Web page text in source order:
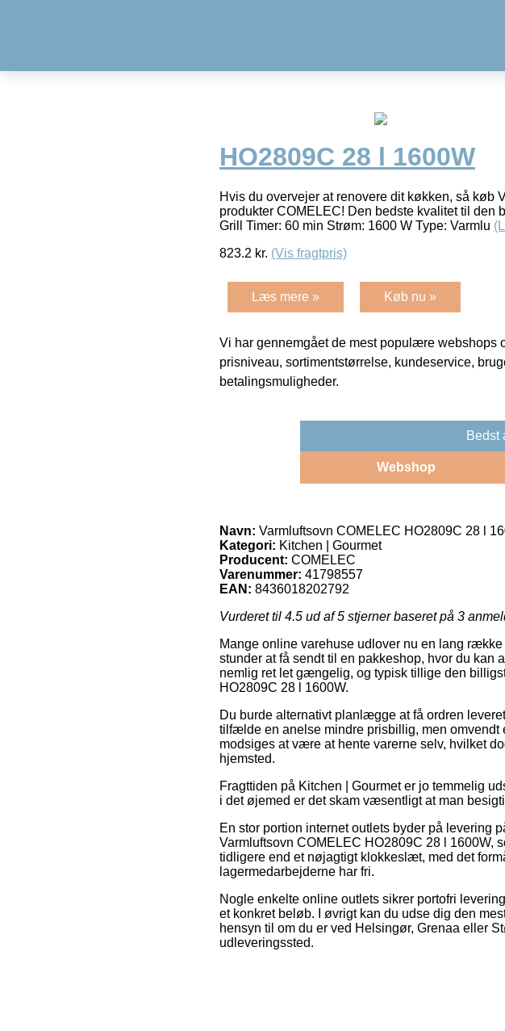
HO2809C 28 l 1600W
Hvis du overvejer at renovere dit køkken, så køb
produkter COMELEC! Den bedste kvalitet til
Grill Timer: 60 min Strøm: 1600 W Type: Varmlu
823.2 kr. (Vis fragtpris)
Læs mere » Køb nu »
Vi har gennemgået de mest populære webshops
prisniveau, sortimentstørrelse, kundeservice,
betalingsmuligheder.
Bedst
Webshop
Navn: Varmluftsovn COMELEC HO2809C 28 l
Kategori: Kitchen | Gourmet
Producent: COMELEC
Varenummer: 41798557
EAN: 8436018202792
Vurderet til 4.5 ud af 5 stjerner baseret på 3
Mange online varehuse udlover nu en lang
stunder at få sendt til en pakkeshop, hvor du kan
nemlig ret let gængelig, og typisk tillige den
HO2809C 28 l 1600W.
Du burde alternativt planlægge at få ordren
tilfælde en anelse mindre prisbillig, men omvendt
modsiges at være at hente varerne selv, hvilket
hjemsted.
Fragttiden på Kitchen | Gourmet er jo temmelig
i det øjemed er det skam væsentligt at man
En stor portion internet outlets byder på levering
Varmluftsovn COMELEC HO2809C 28 l 1600W,
tidligere end et nøjagtigt klokkeslæt, med det
lagermedarbejderne har fri.
Nogle enkelte online outlets sikrer portofri
et konkret beløb. I øvrigt kan du udse dig den
hensyn til om du er ved Helsingør, Grenaa eller
udleveringssted.